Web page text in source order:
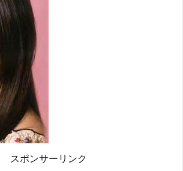
スポンサーリンク